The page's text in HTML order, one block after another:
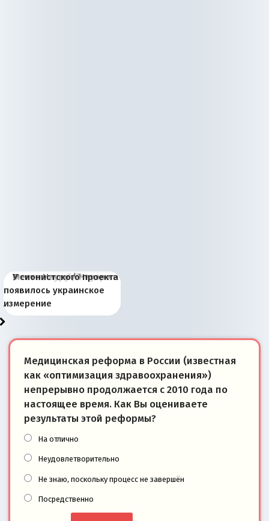
Киевская марионетка
Запада рассказала о
«переобувании» хозяев
В России назрели
перемены: 15 шагов к
суверенной экономике
Миграционный пожар
Европы
Россия начинает
сбрасывать балласт
Анкориджа
Россия зимой 1904
года: первые уступки во
внутренней политике
Русская нация вчера и
сегодня
Почему правый крах в
Варшаве не поможет её
отношениям с Россией?
Место Науру / Науэро в
современной истории
Южной Осетии
У сионистского проекта
появилось украинское
измерение
Медицинская реформа в России (известная
как «оптимизация здравоохранения»)
непрерывно продолжается с 2010 года по
настоящее время. Как Вы оцениваете
результаты этой реформы?
На отлично
Неудовлетворительно
Не знаю, поскольку процесс не завершён
Посредственно